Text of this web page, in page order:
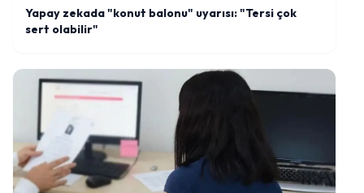
Yapay zekada "konut balonu" uyarısı: "Tersi çok
sert olabilir"